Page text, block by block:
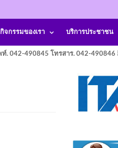
กิจกรรมของเรา บริการประชาชน
490845 โทรสาร. 042-490846 อี